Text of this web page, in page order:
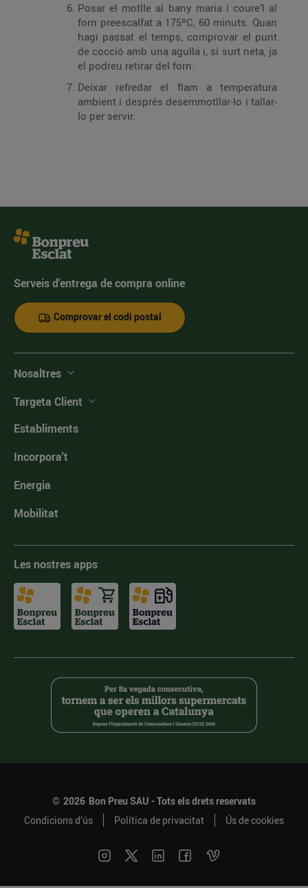
Posar el motlle al bany maria i coure’l al
forn preescalfat a 175ºC, 60 minuts. Quan
hagi passat el temps, comprovar el punt
de cocció amb una agulla i, si surt neta, ja
el podreu retirar del forn.
Deixar refredar el flam a temperatura
ambient i després desemmotllar-lo i tallar-
lo per servir.
Serveis d'entrega de compra online
Comprovar el codi postal
Nosaltres
Targeta Client
Establiments
Incorpora't
Energia
Mobilitat
Les nostres apps
© 2026 Bon Preu SAU - Tots els drets reservats
Condicions d’ús
Política de privacitat Ús de cookies